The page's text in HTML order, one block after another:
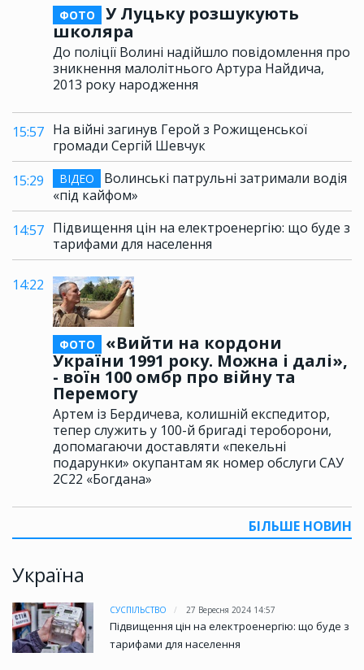
ФОТО
У Луцьку розшукують
школяра
До поліції Волині надійшло повідомлення про
зникнення малолітнього Артура Найдича,
2013 року народження
15:57 На війні загинув Герой з Рожищенської
громади Сергій Шевчук
15:29
ВІДЕО
Волинські патрульні затримали водія
«під кайфом»
14:57 Підвищення цін на електроенергію: що буде з
тарифами для населення
14:22
ФОТО
«Вийти на кордони
України 1991 року. Можна і далі»,
- воїн 100 омбр про війну та
Перемогу
Артем із Бердичева, колишній експедитор,
тепер служить у 100-й бригаді тероборони,
допомагаючи доставляти «пекельні
подарунки» окупантам як номер обслуги САУ
2С22 «Богдана»
БІЛЬШЕ НОВИН
Україна
СУСПІЛЬСТВО 27 Вересня 2024 14:57
Підвищення цін на електроенергію: що буде з
тарифами для населення